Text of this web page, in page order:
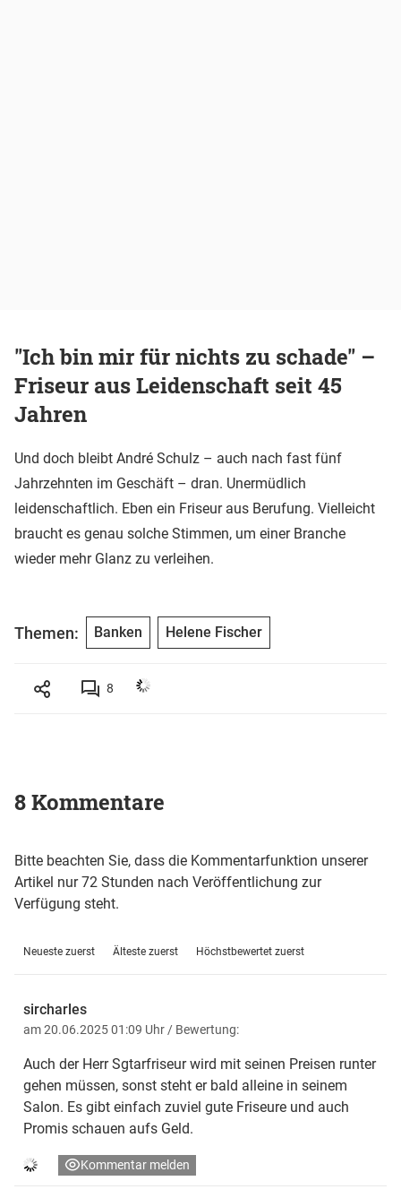
"Ich bin mir für nichts zu schade" –
Friseur aus Leidenschaft seit 45
Jahren
Und doch bleibt André Schulz – auch nach fast fünf
Jahrzehnten im Geschäft – dran. Unermüdlich
leidenschaftlich. Eben ein Friseur aus Berufung. Vielleicht
braucht es genau solche Stimmen, um einer Branche
wieder mehr Glanz zu verleihen.
Themen: Banken Helene Fischer
8
8 Kommentare
Bitte beachten Sie, dass die Kommentarfunktion unserer
Artikel nur 72 Stunden nach Veröffentlichung zur
Verfügung steht.
Neueste zuerst Älteste zuerst Höchstbewertet zuerst
sircharles
am 20.06.2025 01:09 Uhr/ Bewertung:
Auch der Herr Sgtarfriseur wird mit seinen Preisen runter
gehen müssen, sonst steht er bald alleine in seinem
Salon. Es gibt einfach zuviel gute Friseure und auch
Promis schauen aufs Geld.
Kommentar melden